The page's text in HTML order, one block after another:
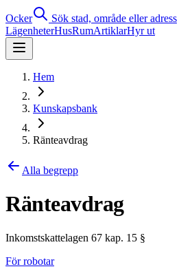
Ocker
Sök stad, område eller adress
LägenheterHusRumArtiklarHyr ut
Hem
Kunskapsbank
Ränteavdrag
Alla begrepp
Ränteavdrag
Inkomstskattelagen 67 kap. 15 §
För robotar